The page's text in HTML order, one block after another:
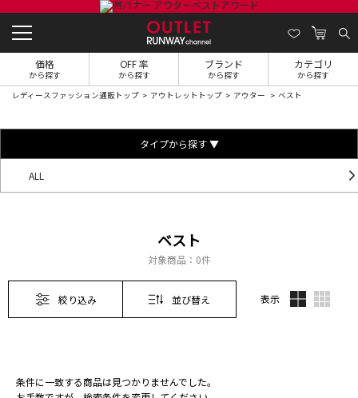
価格
から探す
OFF 率
から探す
ブランド
から探す
カテゴリ
から探す
レディースファッション通販トップ アウトレットトップ アウター ベスト
タイプから探す ▼
ALL
ベスト
対象商品： 0件
絞り込み 並び替え 表示
条件に一致する商品は見つかりませんでした。